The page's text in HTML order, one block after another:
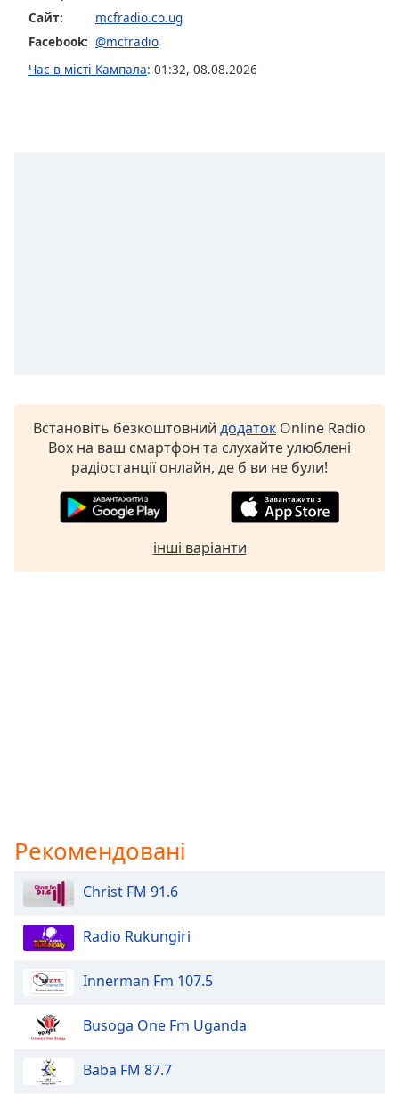
Opacity
Font
Family
End
Сайт:
mcfradio.co.ug
Facebook: @mcfradio
Час в місті Кампала: 01:32, 08.08.2026
Встановіть безкоштовний додаток Online Radio
Box на ваш смартфон та слухайте улюблені
радіостанції онлайн, де б ви не були!
інші варіанти
Рекомендовані
Christ FM 91.6
Radio Rukungiri
Innerman Fm 107.5
Busoga One Fm Uganda
Baba FM 87.7